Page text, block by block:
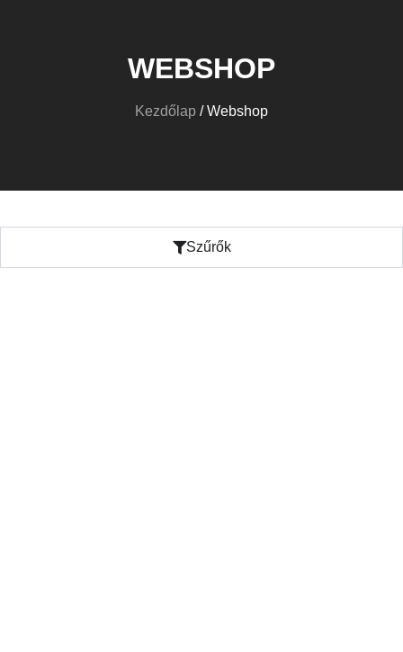
WEBSHOP
Kezdőlap / Webshop
Szűrők